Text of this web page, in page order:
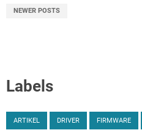
NEWER POSTS
Labels
ARTIKEL DRIVER FIRMWARE